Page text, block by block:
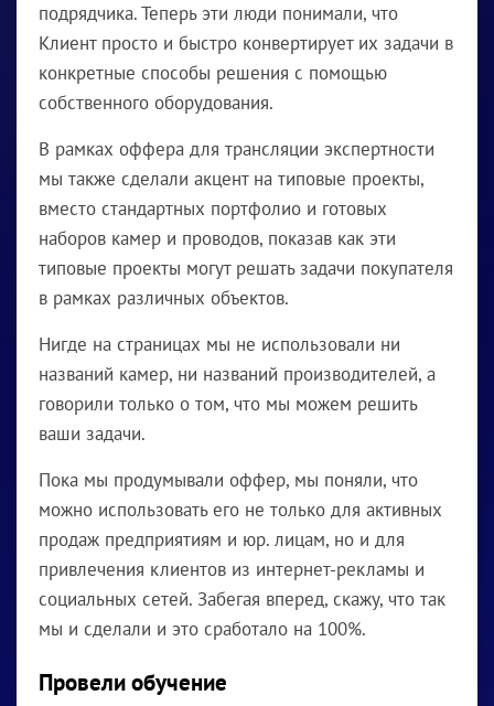
подрядчика. Теперь эти люди понимали, что
Клиент просто и быстро конвертирует их задачи в
конкретные способы решения с помощью
собственного оборудования.
В рамках оффера для трансляции экспертности
мы также сделали акцент на типовые проекты,
вместо стандартных портфолио и готовых
наборов камер и проводов, показав как эти
типовые проекты могут решать задачи покупателя
в рамках различных объектов.
Нигде на страницах мы не использовали ни
названий камер, ни названий производителей, а
говорили только о том, что мы можем решить
ваши задачи.
Пока мы продумывали оффер, мы поняли, что
можно использовать его не только для активных
продаж предприятиям и юр. лицам, но и для
привлечения клиентов из интернет-рекламы и
социальных сетей. Забегая вперед, скажу, что так
мы и сделали и это сработало на 100%.
Провели обучение